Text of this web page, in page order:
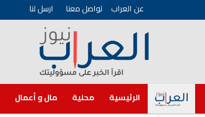
عن العراب تواصل معنا ارسل لنا
الرئيسية محلية مال و أعمال